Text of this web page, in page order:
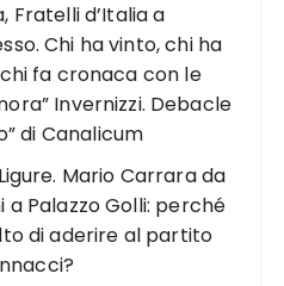
Fratelli d’Italia a
Chi ha vinto, chi ha
fa cronaca con le
Invernizzi. Debacle
di Canalicum
Mario Carrara da
a Palazzo Golli: perché
di aderire al partito